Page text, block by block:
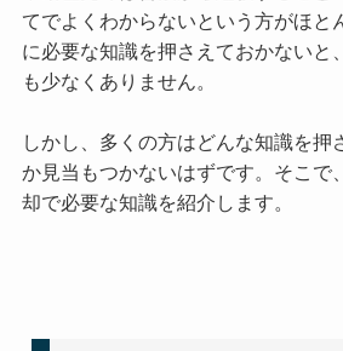
てでよくわからないという方がほと
に必要な知識を押さえておかないと
も少なくありません。
しかし、多くの方はどんな知識を押
か見当もつかないはずです。そこで
却で必要な知識を紹介します。